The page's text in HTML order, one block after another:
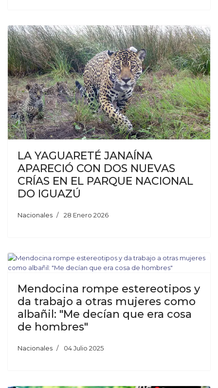
LA YAGUARETÉ JANAÍNA
APARECIÓ CON DOS NUEVAS
CRÍAS EN EL PARQUE NACIONAL
DO IGUAZÚ
Nacionales 28 Enero 2026
Mendocina rompe estereotipos y
da trabajo a otras mujeres como
albañil: "Me decían que era cosa
de hombres"
Nacionales 04 Julio 2025